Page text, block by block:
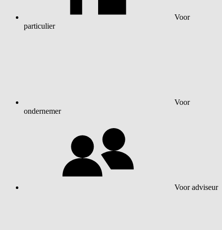
Voor
particulier
Voor
ondernemer
Voor adviseur